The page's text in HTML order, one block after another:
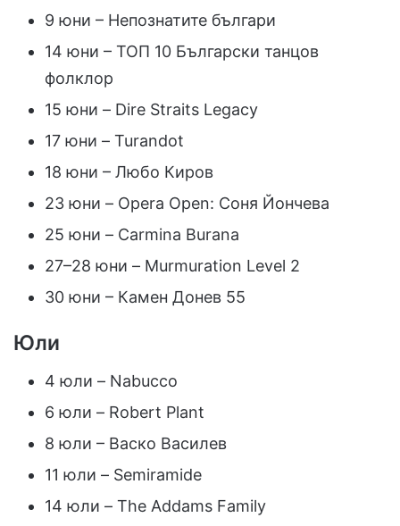
9 юни – Непознатите българи
14 юни – ТОП 10 Български танцов
фолклор
15 юни – Dire Straits Legacy
17 юни – Turandot
18 юни – Любо Киров
23 юни – Opera Open: Соня Йончева
25 юни – Carmina Burana
27–28 юни – Murmuration Level 2
30 юни – Камен Донев 55
Юли
4 юли – Nabucco
6 юли – Robert Plant
8 юли – Васко Василев
11 юли – Semiramide
14 юли – The Addams Family